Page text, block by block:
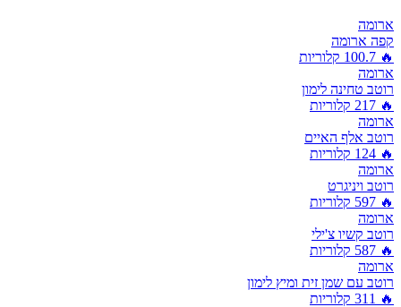
ארומה
קפה ארומה
🔥
100.7 קלוריות
ארומה
רוטב טחינה לימון
🔥
217 קלוריות
ארומה
רוטב אלף האיים
🔥
124 קלוריות
ארומה
רוטב ויניגרט
🔥
597 קלוריות
ארומה
רוטב קשיו צ'ילי
🔥
587 קלוריות
ארומה
רוטב עם שמן זית ומיץ לימון
🔥
311 קלוריות